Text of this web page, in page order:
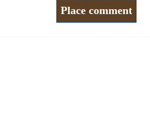
Place comment